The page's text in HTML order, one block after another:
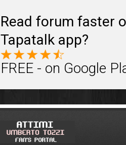
Read forum faster
Tapatalk app?
FREE - on Google